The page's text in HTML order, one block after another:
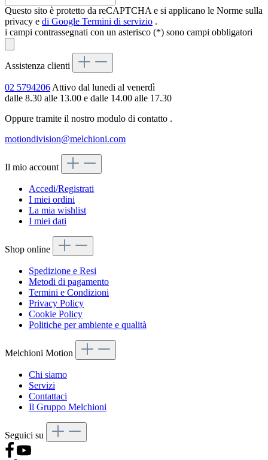
Questo sito è protetto da reCAPTCHA e si applicano le Norme sulla
privacy e di Google Termini di servizio .
i campi contrassegnati con un asterisco (*) sono campi obbligatori
Assistenza clienti
02 5794206Attivo dal lunedi al venerdì
dalle 8.30 alle 13.00 e dalle 14.00 alle 17.30
Oppure tramite il nostro modulo di contatto .
motiondivision@melchioni.com
Il mio account
Accedi/Registrati
I miei ordini
La mia wishlist
I miei dati
Shop online
Spedizione e Resi
Metodi di pagamento
Termini e Condizioni
Privacy Policy
Cookie Policy
Politiche per ambiente e qualità
Melchioni Motion
Chi siamo
Servizi
Contattaci
Il Gruppo Melchioni
Seguici su